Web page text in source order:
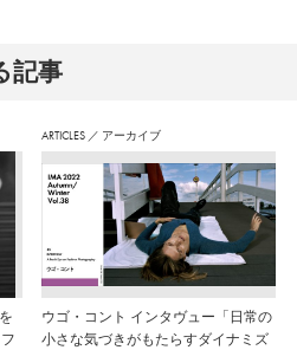
記事
ARTICLES ／ アーカイブ
ウゴ・コント インタヴュー「日常の
小さな気づきがもたらすダイナミズ